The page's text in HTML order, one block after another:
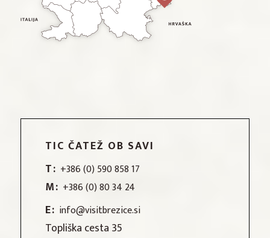
TIC ČATEŽ OB SAVI
T: +386 (0) 590 858 17
M: +386 (0) 80 34 24
E: info@visitbrezice.si
Topliška cesta 35